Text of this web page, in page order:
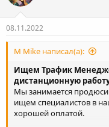
08.11.2022
M Mike написал(а):
Ищем Трафик
дистанционную
Мы занимается
ищем специалистов в
хорошей оплатой.